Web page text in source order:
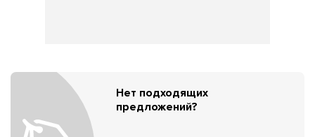
Нет подходящих
предложений?